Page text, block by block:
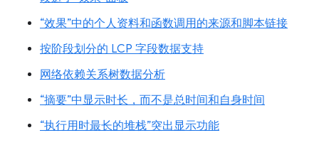
“效果”中的个人资料和函数调用的来源和脚本链接
按阶段划分的 LCP 字段数据支持
网络依赖关系树数据分析
“摘要”中显示时长，而不是总时间和自身时间
“执行用时最长的堆栈”突出显示功能